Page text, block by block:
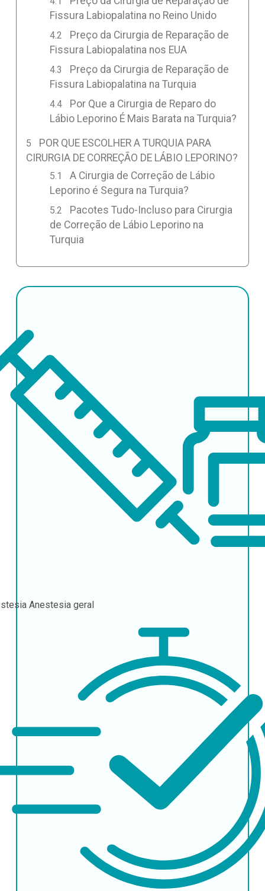
Fissura Labiopalatina no Reino Unido
Preço da Cirurgia de Reparação de
Fissura Labiopalatina nos EUA
Preço da Cirurgia de Reparação de
Fissura Labiopalatina na Turquia
Por Que a Cirurgia de Reparo do
Lábio Leporino É Mais Barata na Turquia?
POR QUE ESCOLHER A TURQUIA PARA
CIRURGIA DE CORREÇÃO DE LÁBIO LEPORINO?
A Cirurgia de Correção de Lábio
Leporino é Segura na Turquia?
Pacotes Tudo-Incluso para Cirurgia
de Correção de Lábio Leporino na
Turquia
Anestesia geral